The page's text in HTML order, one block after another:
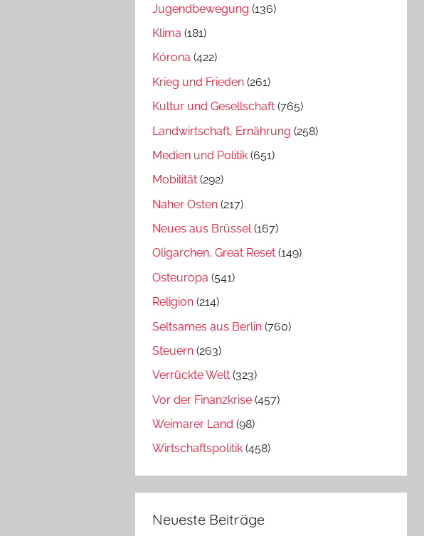
Jugendbewegung (136)
Klima (181)
Kórona (422)
Krieg und Frieden (261)
Kultur und Gesellschaft (765)
Landwirtschaft, Ernährung (258)
Medien und Politik (651)
Mobilität (292)
Naher Osten (217)
Neues aus Brüssel(167)
Oligarchen, Great Reset (149)
Osteuropa (541)
Religion (214)
Seltsames aus Berlin (760)
Steuern (263)
Verrückte Welt (323)
Vor der Finanzkrise (457)
Weimarer Land (98)
Wirtschaftspolitik (458)
Neueste Beiträge